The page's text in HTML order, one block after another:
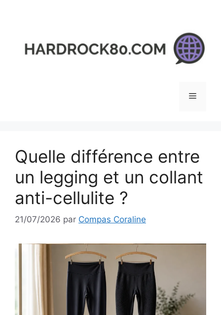
Menu
Quelle différence entre
un legging et un collant
anti-cellulite ?
21/07/2026 par Compas Coraline